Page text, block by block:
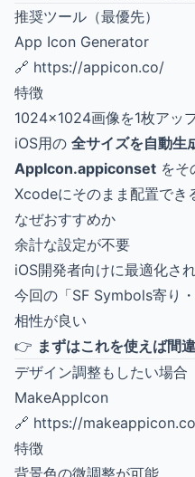
推奨ツール（最優先）
App Icon Generator
🔗 https://appicon.co/
特徴
1024×1024画像を1枚アッ
iOS用の 全サイズを自動生
AppIcon.appiconset をそ
Xcodeにそのまま配置でき
なぜおすすめか
余計な設定が不要
iOS開発者向けに最適化さ
今回の「SF Symbols寄り
相性が良い
👉 まずはこれを使えば間
デザイン調整もしたい場合
MakeAppIcon
🔗 https://
特徴
背景色の微調整が可能